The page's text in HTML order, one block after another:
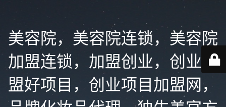
美容院，美容院连锁，美容院
加盟连锁，加盟创业，创业加
盟好项目，创业项目加盟网，